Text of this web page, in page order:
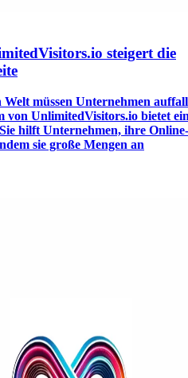
steigert die
müssen Unternehmen
von UnlimitedVisitors.io bietet
hilft Unternehmen, ihre Online-
sie große Mengen an